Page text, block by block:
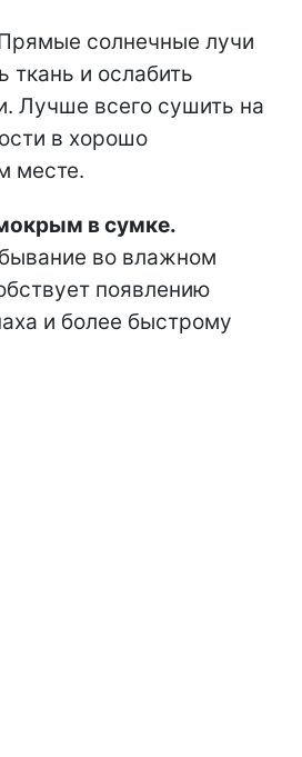
солнечные лучи
ткань и ослабить
Лучше всего сушить на
в хорошо
месте.
в сумке.
во влажном
появлению
и более быстрому